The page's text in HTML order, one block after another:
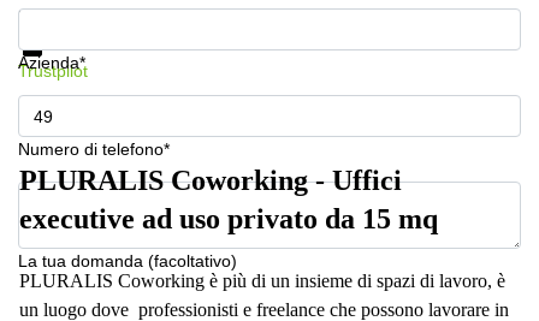
in affitto su
Via Cipro,
Brescia
Affitto
Ufficio
Coworking
Business
Centers
a Como
Azienda*
Numero di telefono*
La tua domanda (facoltativo)
Mostra prezzi e maggiori informazioni
Trustpilot
PLURALIS Coworking - Uffici
executive ad uso privato da 15 mq
PLURALIS Coworking è più di un insieme di spazi di lavoro, è
un luogo dove professionisti e freelance che possono lavorare in